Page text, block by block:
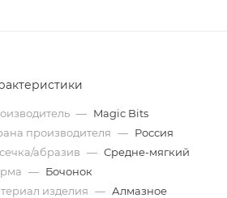
— Magic Bits
производителя — Россия
абразив — Средне-мягкий
— Бочонок
изделия — Алмазное